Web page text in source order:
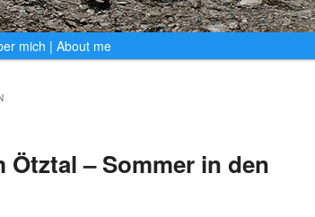
mich | About me
– Sommer in den